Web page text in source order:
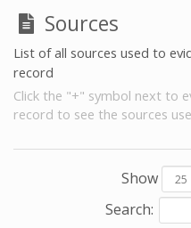
Sources
List of all sources used to
record
Click the "+" symbol next to
record to see the sources
Show
Search: